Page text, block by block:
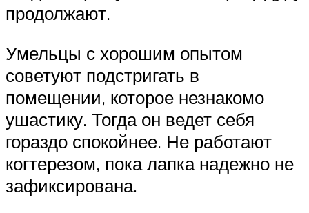
продолжают.
Умельцы с хорошим опытом
советуют подстригать в
помещении, которое незнакомо
ушастику. Тогда он ведет себя
гораздо спокойнее. Не работают
когтерезом, пока лапка надежно не
зафиксирована.